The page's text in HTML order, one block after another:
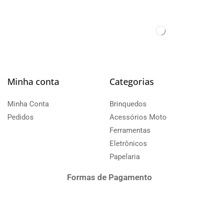
Minha conta
Minha Conta
Pedidos
Categorias
Brinquedos
Acessórios Moto
Ferramentas
Eletrônicos
Papelaria
Formas de Pagamento